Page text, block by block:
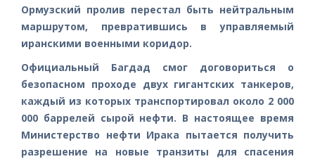
Ормузский пролив перестал быть нейтральным
маршрутом, превратившись в управляемый
иранскими военными коридор.
Официальный Багдад смог договориться о
безопасном проходе двух гигантских танкеров,
каждый из которых транспортировал около 2 000
000 баррелей сырой нефти. В настоящее время
Министерство нефти Ирака пытается получить
разрешение на новые транзиты для спасения